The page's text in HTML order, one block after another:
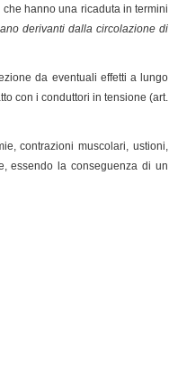
hanno una ricaduta in termini
derivanti dalla circolazione di
da eventuali effetti a lungo
con i conduttori in tensione (art.
contrazioni muscolari, ustioni,
essendo la conseguenza di un